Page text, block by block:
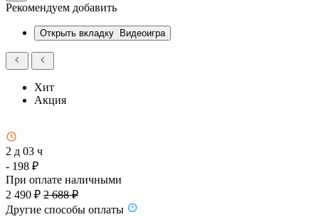
Рекомендуем добавить
Открыть вкладку Видеоигра
Хит
Акция
2 д 03 ч
- 198 ₽
При оплате наличными
2 490 ₽ 2 688 ₽
Другие способы оплаты